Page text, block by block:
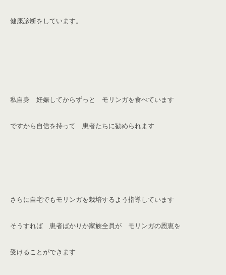
健康診断をしています。
私自身 妊娠してからずっと モリンガを食べています
ですから自信を持って 患者たちに勧められます
さらに自宅でもモリンガを栽培するよう指導しています
そうすれば 患者ばかりか家族全員が モリンガの恩恵を
受けることができます